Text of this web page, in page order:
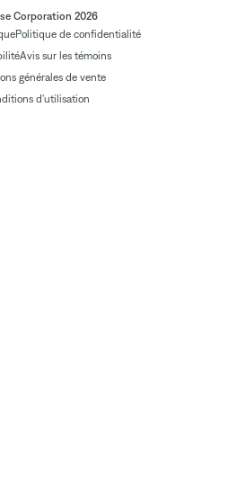
Corporation 2026
Politique de confidentialité
Avis sur les témoins
générales de vente
d'utilisation